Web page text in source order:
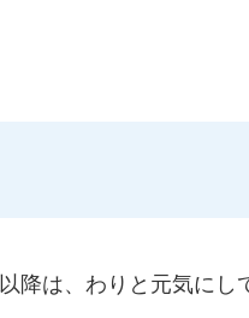
降は、わりと元気にし